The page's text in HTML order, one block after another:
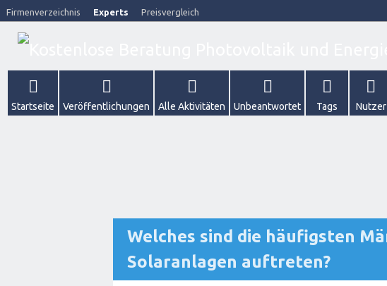
Firmenverzeichnis Experts Preisvergleich
Startseite Veröffentlichungen Alle Aktivitäten Unbeantwortet Tags Nutzer
Welches sind die häufigsten
Solaranlagen auftreten?